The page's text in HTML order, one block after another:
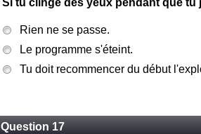
Si tu clinge des yeux pendant que tu
Rien ne se passe.
Le programme s'éteint.
Tu doit recommencer du début
Question 17